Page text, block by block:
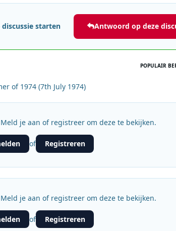
discussie starten Antwoord op deze
POPULAIR
of 1974 (7th July 1974)
je aan of registreer om deze te bekijken.
of Registreren
je aan of registreer om deze te bekijken.
of Registreren